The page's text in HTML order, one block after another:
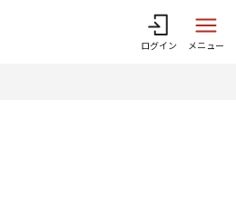
ログイン メニュー